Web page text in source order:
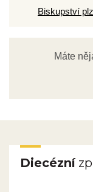
Biskupství
Máte
Diecézní